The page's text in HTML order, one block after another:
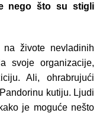
nego što su stigli
živote nevladinih
svoje organizacije,
Ali, ohrabrujući
kutiju. Ljudi
je moguće nešto